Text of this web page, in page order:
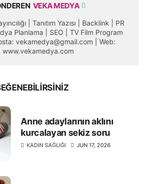
VEKA MEDYA
| Tanıtım Yazısı | Backlink | PR
Planlama | SEO | TV Film Program
vekamedya@gmail.com | Web:
www.vekamedya.com
Anne adaylarının aklını
kurcalayan sekiz soru
KADIN SAĞLIĞI JUN 17, 2026